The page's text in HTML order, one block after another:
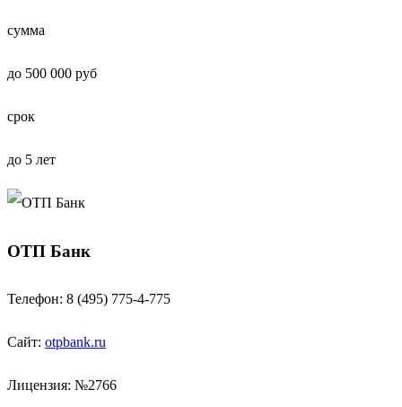
сумма
до 500 000 руб
срок
до 5 лет
ОТП Банк
Телефон: 8 (495) 775-4-775
Сайт: otpbank.ru
Лицензия: №2766